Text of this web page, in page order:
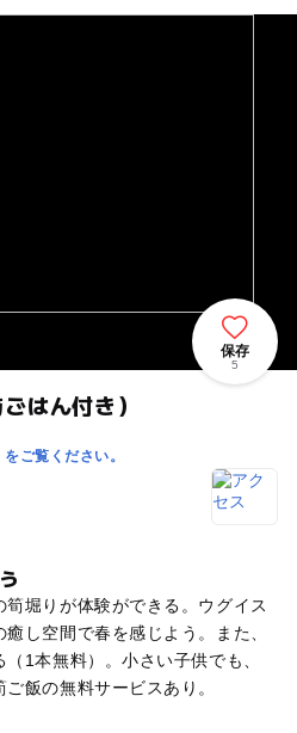
はん付き）
ご覧ください。
保存
5
堀りが体験ができる。ウグイス
し空間で春を感じよう。また、
1本無料）。小さい子供でも、
飯の無料サービスあり。